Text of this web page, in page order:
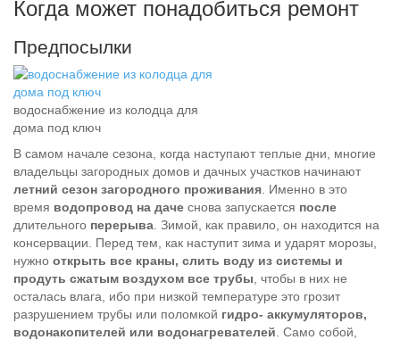
Когда может понадобиться ремонт
Предпосылки
водоснабжение из колодца для
дома под ключ
В самом начале сезона, когда наступают теплые дни, многие
владельцы загородных домов и дачных участков начинают
летний сезон загородного проживания . Именно в это
время водопровод на даче снова запускается после
длительного перерыва . Зимой, как правило, он находится на
консервации. Перед тем, как наступит зима и ударят морозы,
нужно открыть все краны, слить воду из системы и
продуть сжатым воздухом все трубы , чтобы в них не
осталась влага, ибо при низкой температуре это грозит
разрушением трубы или поломкой гидро- аккумуляторов,
водонакопителей или водонагревателей . Само собой,